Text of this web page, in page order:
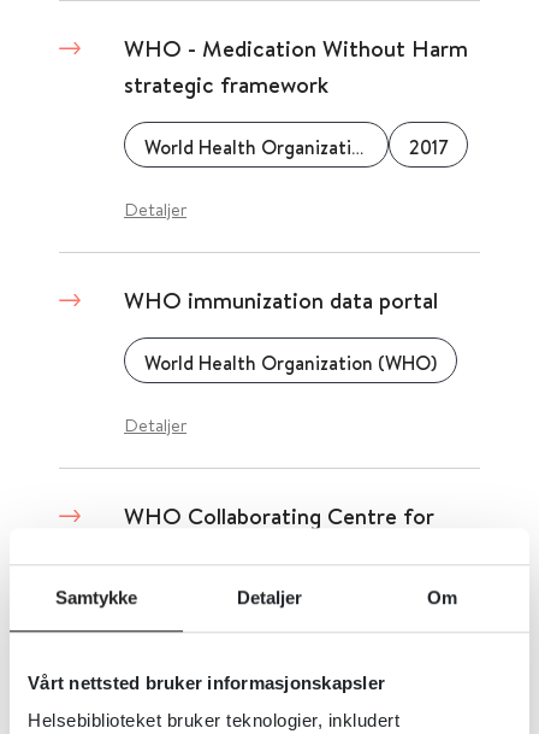
Samtykke Detaljer Om
Vårt nettsted bruker informasjonskapsler
Helsebiblioteket bruker teknologier, inkludert
WHO - Medication Without Harm
strategic framework
World Health Organization (WHO) 2017
Detaljer
WHO immunization data portal
World Health Organization (WHO)
Detaljer
WHO Collaborating Centre for
Reimbursement Policies
Detaljer